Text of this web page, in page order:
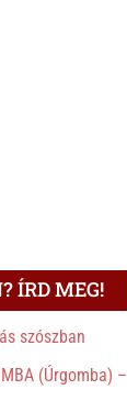
ÍRD MEG!
szószban
(Úrgomba) –